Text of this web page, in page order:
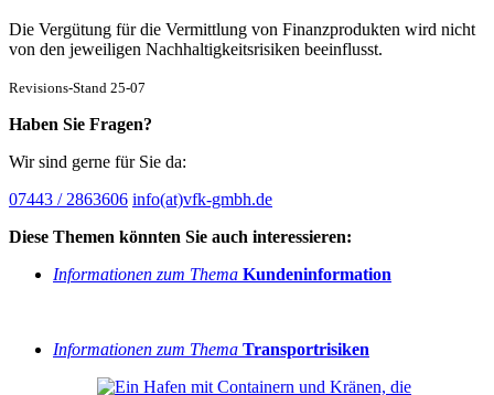
Die Vergütung für die Vermittlung von Finanzprodukten wird nicht
von den jeweiligen Nachhaltigkeitsrisiken beeinflusst.
Revisions-Stand 25-07
Haben Sie Fragen?
Wir sind gerne für Sie da:
07443 / 2863606 info(at)vfk-gmbh.de
Diese Themen könnten Sie auch interessieren:
Informationen zum Thema Kundeninformation
Informationen zum Thema Transportrisiken